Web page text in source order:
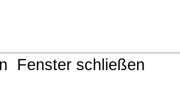
Fenster schließen